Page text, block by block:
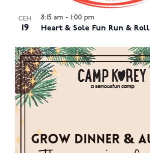
СЕН
19 Heart & Sole Fun Run & Roll
8:15 am - 1:00 pm